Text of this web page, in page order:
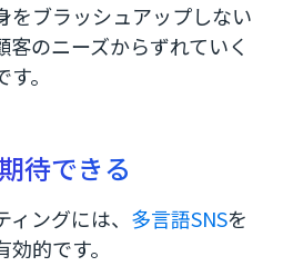
をブラッシュアップしない
客のニーズからずれていく
。
待できる
ングには、 多言語SNSを
的です。